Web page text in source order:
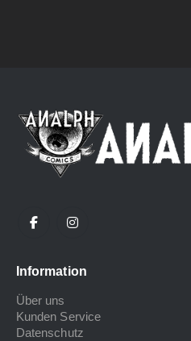
Information
Über uns
Kunden Service
Datenschutz